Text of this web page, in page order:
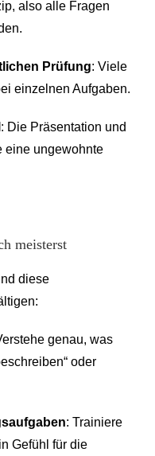
also alle Fragen
Prüfung: Viele
einzelnen Aufgaben.
: Die Präsentation und
eine ungewohnte
meisterst
diese
genau, was
oder
: Trainiere
Gefühl für die